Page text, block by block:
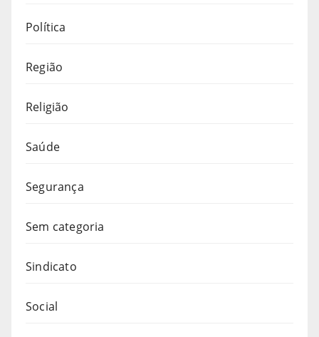
Política
Região
Religião
Saúde
Segurança
Sem categoria
Sindicato
Social